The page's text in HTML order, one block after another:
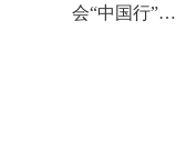
会“中国行”…